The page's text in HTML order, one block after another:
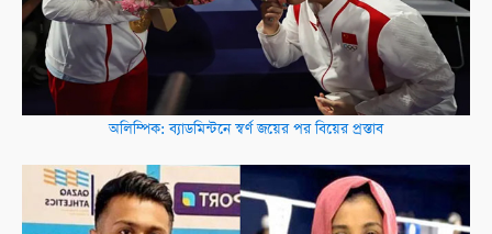
অলিম্পিক: ব্যাডমিন্টনে স্বর্ণ জয়ের পর বিয়ের প্রস্তাব